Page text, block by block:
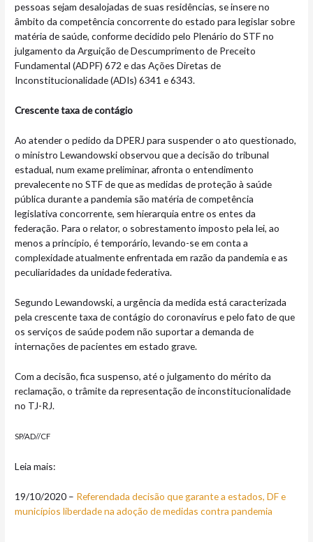
pessoas sejam desalojadas de suas residências, se insere no
âmbito da competência concorrente do estado para legislar sobre
matéria de saúde, conforme decidido pelo Plenário do STF no
julgamento da Arguição de Descumprimento de Preceito
Fundamental (ADPF) 672 e das Ações Diretas de
Inconstitucionalidade (ADIs) 6341 e 6343.
Crescente taxa de contágio
Ao atender o pedido da DPERJ para suspender o ato questionado,
o ministro Lewandowski observou que a decisão do tribunal
estadual, num exame preliminar, afronta o entendimento
prevalecente no STF de que as medidas de proteção à saúde
pública durante a pandemia são matéria de competência
legislativa concorrente, sem hierarquia entre os entes da
federação. Para o relator, o sobrestamento imposto pela lei, ao
menos a princípio, é temporário, levando-se em conta a
complexidade atualmente enfrentada em razão da pandemia e as
peculiaridades da unidade federativa.
Segundo Lewandowski, a urgência da medida está caracterizada
pela crescente taxa de contágio do coronavírus e pelo fato de que
os serviços de saúde podem não suportar a demanda de
internações de pacientes em estado grave.
Com a decisão, fica suspenso, até o julgamento do mérito da
reclamação, o trâmite da representação de inconstitucionalidade
no TJ-RJ.
SP/AD//CF
Leia mais:
19/10/2020 – Referendada decisão que garante a estados, DF e
municípios liberdade na adoção de medidas contra pandemia